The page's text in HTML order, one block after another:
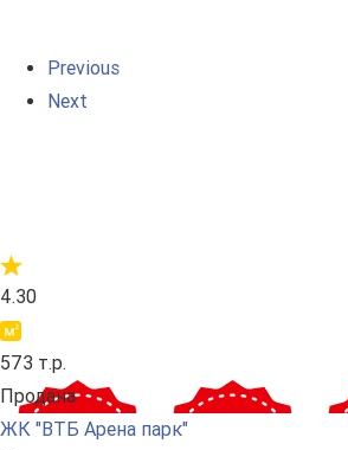
Previous
Next
4.30
573 т.р.
Продана
ЖК "ВТБ Арена парк"